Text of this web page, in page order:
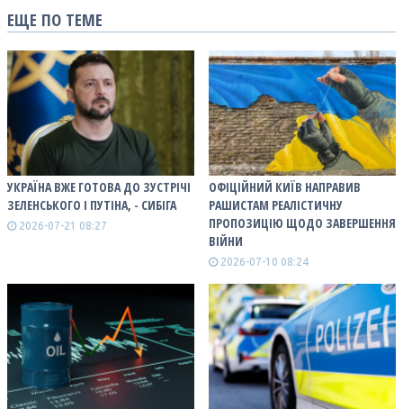
ЕЩЕ ПО ТЕМЕ
УКРАЇНА ВЖЕ ГОТОВА ДО ЗУСТРІЧІ
ЗЕЛЕНСЬКОГО І ПУТІНА, - СИБІГА
2026-07-21 08:27
ОФІЦІЙНИЙ КИЇВ НАПРАВИВ
РАШИСТАМ РЕАЛІСТИЧНУ
ПРОПОЗИЦІЮ ЩОДО ЗАВЕРШЕННЯ
ВІЙНИ
2026-07-10 08:24